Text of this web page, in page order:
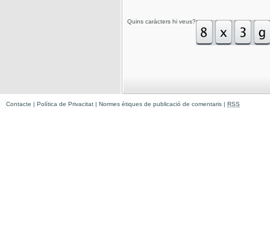
Quins caràcters hi veus?
Contacte | Política de Privacitat | Normes ètiques de publicació de comentaris | RSS